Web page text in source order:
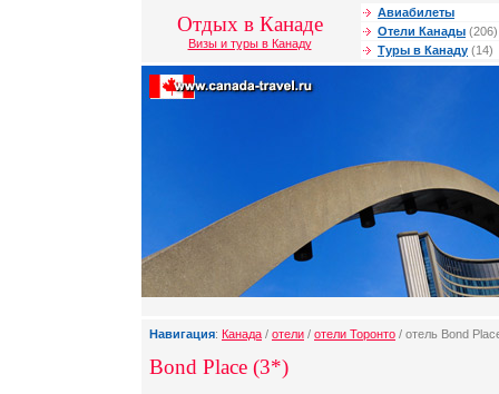
Отдых в Канаде
Визы и туры в Канаду
Авиабилеты
Отели Канады (206)
Туры в Канаду (14)
Навигация: Канада / отели / отели Торонто / отель Bond
Bond Place (3*)